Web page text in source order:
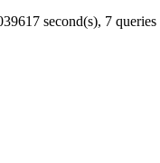
second(s), 7 queries